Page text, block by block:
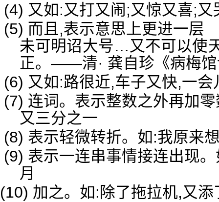
(4) 又如:又打又闹;又惊又喜;又
(5) 而且,表示意思上更进一层
未可明诏大号…又不可以使
正。——清· 龚自珍《病梅
(6) 又如:路很近,车子又快,一会
(7) 连词。表示整数之外再加
又三分之一
(8) 表示轻微转折。如:我原来
(9) 表示一连串事情接连出现
月
(10) 加之。如:除了拖拉机,又